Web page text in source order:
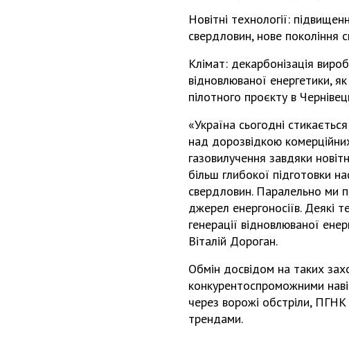
Новітні технології:
свердловин, нове покоління
Клімат: декарбонізація
відновлюваної енергетики,
пілотного проєкту в
«Україна сьогодні
над дорозвідкою
газовилучення завдяки
більш глибокої підготовки
свердловин. Паралельно ми
джерел енергоносіїв. Деякі
генерації відновлюваної
Віталій Дороган.
Обмін досвідом на таких
конкурентоспроможними
через ворожі обстріли,
трендами.